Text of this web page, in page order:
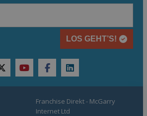
LOS GEHT’S!
twitteryoutubefacebooklinkedin
Franchise Direkt - McGarry
Internet Ltd